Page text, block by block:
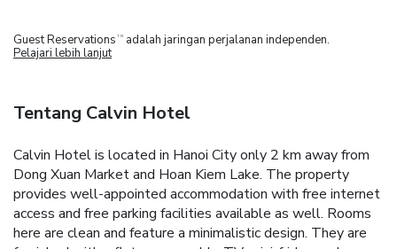
Guest Reservations TM
adalah jaringan perjalanan independen.
Pelajari lebih lanjut
Tentang Calvin Hotel
Calvin Hotel is located in Hanoi City only 2 km away from
Dong Xuan Market and Hoan Kiem Lake. The property
provides well-appointed accommodation with free internet
access and free parking facilities available as well. Rooms
here are clean and feature a minimalistic design. They are